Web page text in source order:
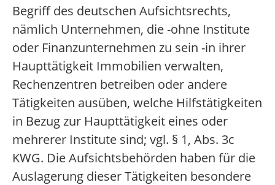
Begriff des deutschen Aufsichtsrechts,
nämlich Unternehmen, die -ohne Institute
oder Finanzunternehmen zu sein -in ihrer
Haupttätigkeit Immobilien verwalten,
Rechenzentren betreiben oder andere
Tätigkeiten ausüben, welche Hilfstätigkeiten
in Bezug zur Haupttätigkeit eines oder
mehrerer Institute sind; vgl. § 1, Abs. 3c
KWG. Die Aufsichtsbehörden haben für die
Auslagerung dieser Tätigkeiten besondere